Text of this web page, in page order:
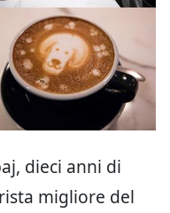
dieci anni di
migliore del